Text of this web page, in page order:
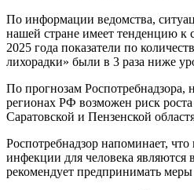
По информации ведомства,
нашей стране имеет тенденцию
2025 года показатели по
лихорадки» были в 3 раза ниже
По прогнозам Роспотребнадзора,
регионах РФ возможен риск роста
Саратовской и Пензенской
Роспотребнадзор напоминает,
инфекции для человека
рекомендует предпринимать